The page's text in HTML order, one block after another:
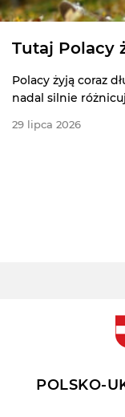
Tutaj Polacy
Polacy żyją coraz
nadal silnie
29 lipca 2026
POLSKO-